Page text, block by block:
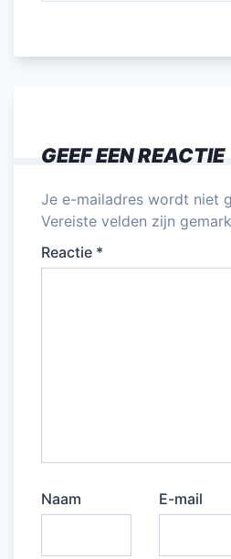
GEEF EEN REACTIE
Je e-mailadres wordt niet
Vereiste velden zijn
Reactie *
Naam E-mail